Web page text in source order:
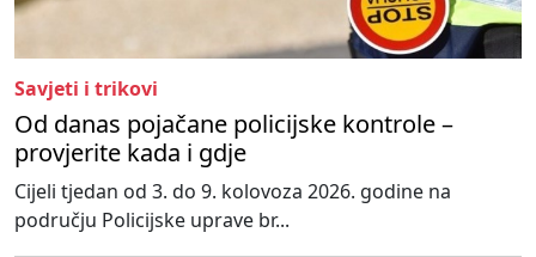
Savjeti i trikovi
Od danas pojačane policijske kontrole –
provjerite kada i gdje
Cijeli tjedan od 3. do 9. kolovoza 2026. godine na
području Policijske uprave br...